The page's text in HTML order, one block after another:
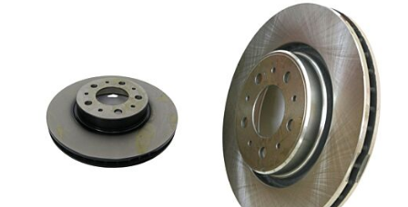
LIST
COMPARE